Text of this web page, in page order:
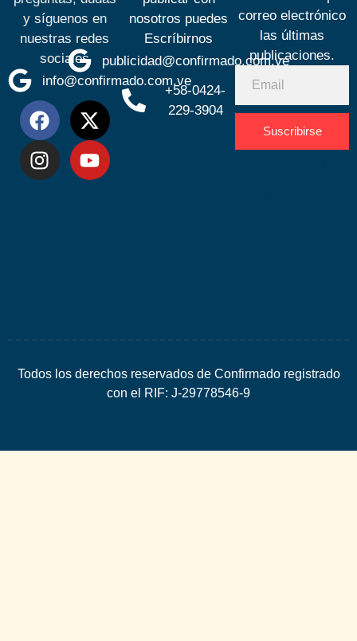
y síguenos en
nuestras redes
sociales
info@confirmado.com.ve
nosotros puedes
Escríbirnos
publicidad@confirmado.com.ve
+58-0424-
229-3904
correo electrónico
las últimas
publicaciones.
Suscribirse
Todos los derechos reservados de Confirmado registrado
con el RIF: J-29778546-9